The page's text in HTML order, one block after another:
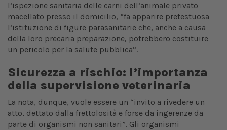
l’ispezione sanitaria delle carni dell’animale privato
macellato presso il domicilio, “fa apparire pretestuosa
l’istituzione di figure parasanitarie che, anche a causa
della loro precaria preparazione, potrebbero costituire
un pericolo per la salute pubblica”.
Sicurezza a rischio: l’importanza
della supervisione veterinaria
La nota, dunque, vuole essere un “invito a rivedere un
atto, dettato dalla frettolosità e forse da ingerenze da
parte di organismi non sanitari”. Gli organismi